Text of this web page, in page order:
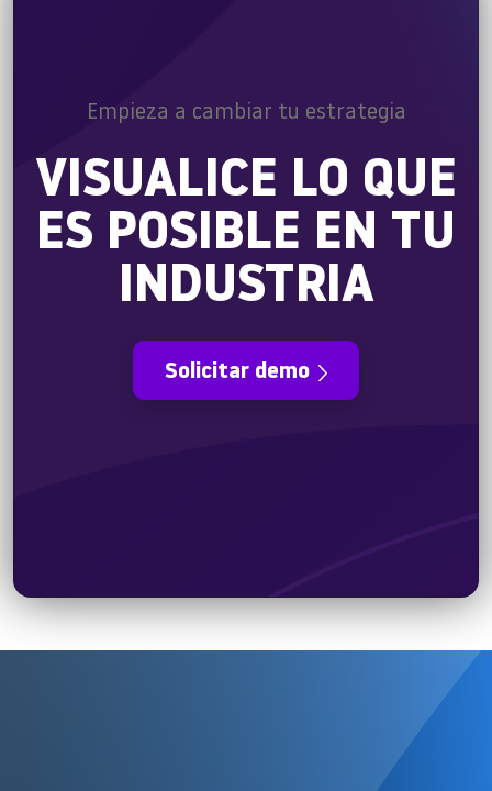
Empieza a cambiar tu estrategia
VISUALICE LO QUE
ES POSIBLE EN TU
INDUSTRIA
Solicitar demo